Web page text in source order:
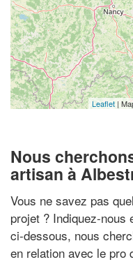
Leaflet |
Nous
artisan à
Vous ne savez pas
projet ? Indiquez-nous
ci-dessous, nous
en relation avec le pro